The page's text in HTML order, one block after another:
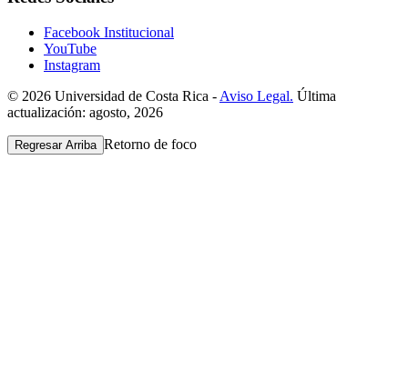
Facebook Institucional
YouTube
Instagram
© 2026 Universidad de Costa Rica - Aviso Legal. Última
actualización: agosto, 2026
Regresar Arriba Retorno de foco